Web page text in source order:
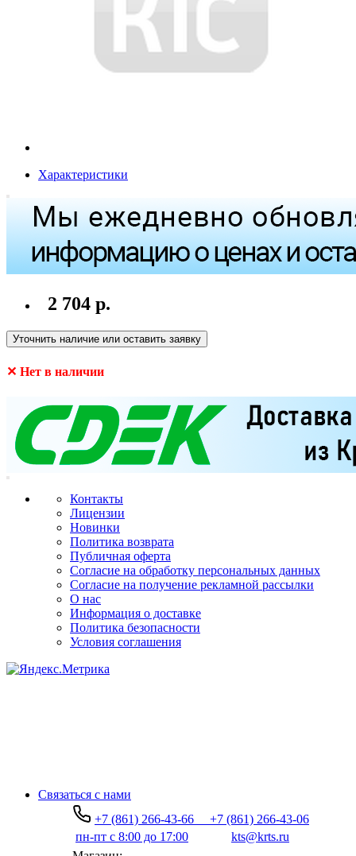
Характеристики
2 704 р.
Уточнить наличие или оставить заявку
✕ Нет в наличии
Контакты
Лицензии
Новинки
Политика возврата
Публичная оферта
Согласие на обработку персональных данных
Согласие на получение рекламной рассылки
О нас
Информация о доставке
Политика безопасности
Условия соглашения
Связаться с нами
+7 (861) 266-43-66
+7 (861) 266-43-06
пн-пт с 8:00 до 17:00
kts@krts.ru